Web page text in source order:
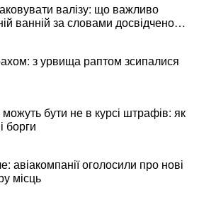
валізу: що важливо
ванній за словами досвідченої
з урвища раптом зсипалися
можуть бути не в курсі штрафів: як
борги
авіакомпанії оголосили про нові
місць